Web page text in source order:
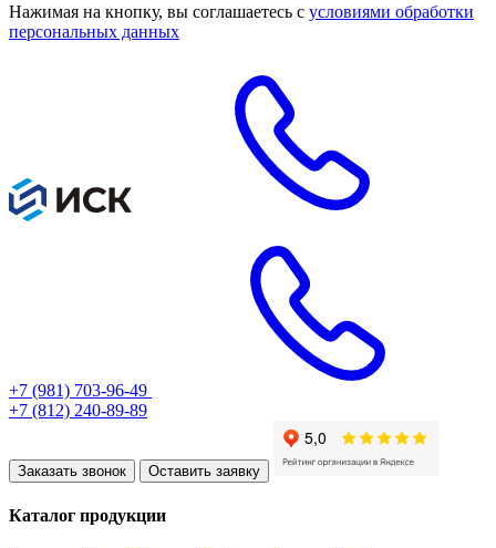
Нажимая на кнопку, вы соглашаетесь с условиями обработки
персональных данных
+7 (981) 703-96-49
+7 (812) 240-89-89
Заказать звонок Оставить заявку
Каталог продукции